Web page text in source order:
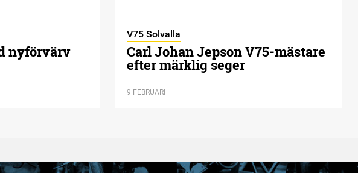
nyförvärv
V75 Solvalla
Carl Johan Jepson V75-mästare
efter märklig seger
9 FEBRUARI